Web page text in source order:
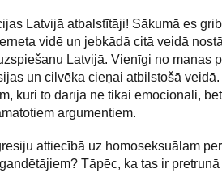
Latvijā atbalstītāji! Sākumā es
vidē un jebkādā citā veidā
Latvijā. Vienīgi no manas
un cilvēka cieņai atbilstošā
kuri to darīja ne tikai emocionāli,
argumentiem.
attiecībā uz homoseksuālam
Tāpēc, ka tas ir pretrunā